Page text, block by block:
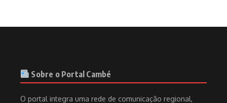
Sobre o Portal Cambé
O portal integra uma rede de comunicação regional,